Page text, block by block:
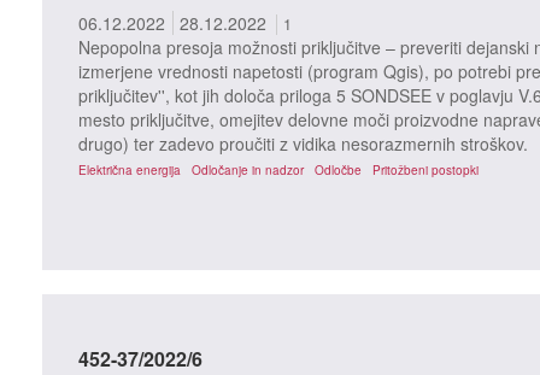
06.12.2022 28.12.2022 1
Nepopolna presoja možnosti priključitve – preveriti
izmerjene vrednosti napetosti (program Qgis), po potrebi
priključitev'', kot jih določa priloga 5 SONDSEE v poglavju
mesto priključitve, omejitev delovne moči proizvodne
drugo) ter zadevo proučiti z vidika nesorazmernih stroškov.
Električna energija Odločanje in nadzor Odločbe Pritožbeni postopki
452-37/2022/6